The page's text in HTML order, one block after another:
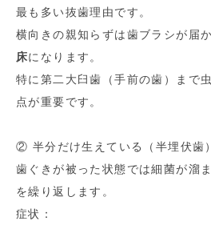
最も多い抜歯理由です。
横向きの親知らずは歯ブラシが届か
床になります。
特に第二大臼歯（手前の歯）まで
点が重要です。
② 半分だけ生えている（半埋伏歯）
歯ぐきが被った状態では細菌が溜
を繰り返します。
症状：